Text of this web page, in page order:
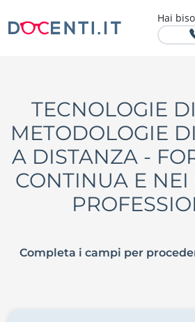
Hai
TECNOLOGIE
METODOLOGIE
A DISTANZA -
CONTINUA E NEI
Completa i campi per